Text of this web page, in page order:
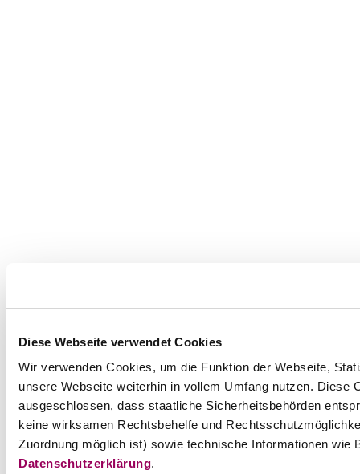
Diese Webseite verwendet Cookies
Wir verwenden Cookies, um die Funktion der Webseite,
unsere Webseite weiterhin in vollem Umfang nutzen.
ausgeschlossen, dass staatliche Sicherheitsbehörden
keine wirksamen Rechtsbehelfe und
Zuordnung möglich ist) sowie technische Informationen
Datenschutzerklärung.